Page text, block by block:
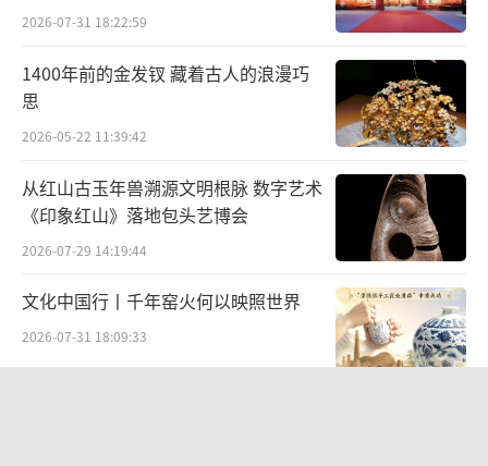
从展览中一睹不同风格的中外园林风貌
2026-07-31 18:22:59
1400年前的金发钗 藏着古人的浪漫巧
思
2026-05-22 11:39:42
从红山古玉年兽溯源文明根脉 数字艺术
《印象红山》落地包头艺博会
2026-07-29 14:19:44
文化中国行丨千年窑火何以映照世界
2026-07-31 18:09:33